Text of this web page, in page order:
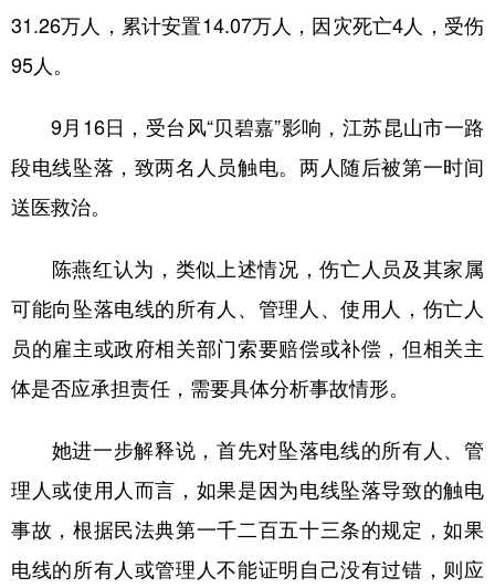
31.26万人，累计安置14.07万人，因灾死亡4人，受伤
95人。
9月16日，受台风“贝碧嘉”影响，江苏昆山市一路
段电线坠落，致两名人员触电。两人随后被第一时间
送医救治。
陈燕红认为，类似上述情况，伤亡人员及其家属
可能向坠落电线的所有人、管理人、使用人，伤亡人
员的雇主或政府相关部门索要赔偿或补偿，但相关主
体是否应承担责任，需要具体分析事故情形。
她进一步解释说，首先对坠落电线的所有人、管
理人或使用人而言，如果是因为电线坠落导致的触电
事故，根据民法典第一千二百五十三条的规定，如果
电线的所有人或管理人不能证明自己没有过错，则应